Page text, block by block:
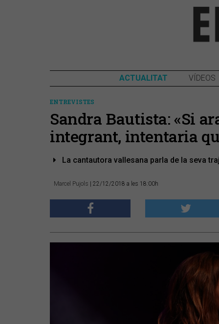
ACTUALITAT VÍDEOS
ENTREVISTES
Sandra Bautista: «Si
integrant, intentaria
La cantautora vallesana parla de la seva
Marcel Pujols | 22/12/2018 a les 18:00h